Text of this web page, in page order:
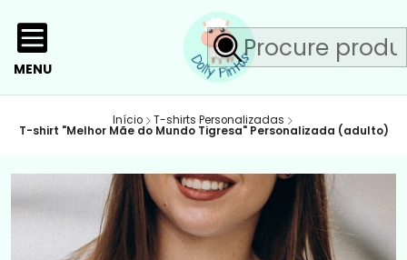
MENU
Início T-shirts Personalizadas
T-shirt "Melhor Mãe do Mundo Tigresa" Personalizada (adulto)